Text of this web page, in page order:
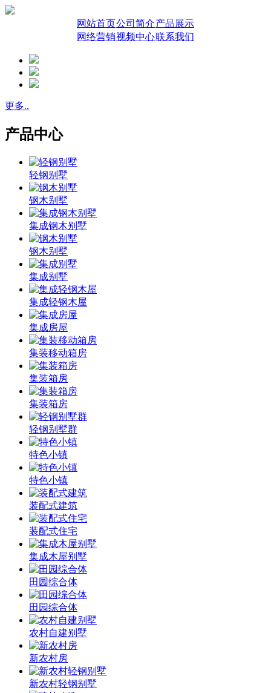
网站首页公司简介产品展示
网络营销视频中心联系我们
更多..
产品中心
轻钢别墅
钢木别墅
集成钢木别墅
钢木别墅
集成别墅
集成轻钢木屋
集成房屋
集装移动箱房
集装箱房
集装箱房
轻钢别墅群
特色小镇
特色小镇
装配式建筑
装配式住宅
集成木屋别墅
田园综合体
田园综合体
农村自建别墅
新农村房
新农村轻钢别墅